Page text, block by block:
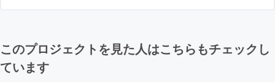
このプロジェクトを見た人はこちらもチェックし
ています